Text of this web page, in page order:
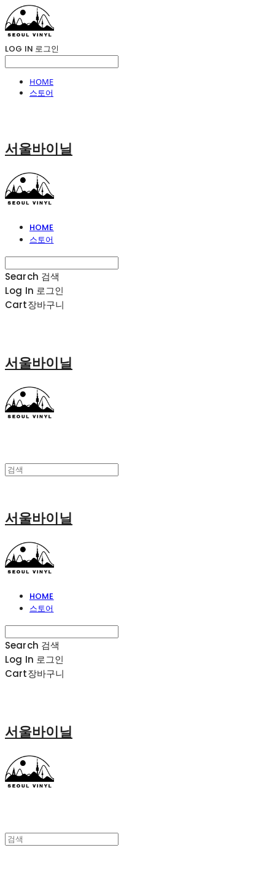
LOG IN 로그인
HOME
스토어
서울바이닐
HOME
스토어
Search 검색
Log In 로그인
Cart장바구니
서울바이닐
서울바이닐
HOME
스토어
Search 검색
Log In 로그인
Cart장바구니
서울바이닐